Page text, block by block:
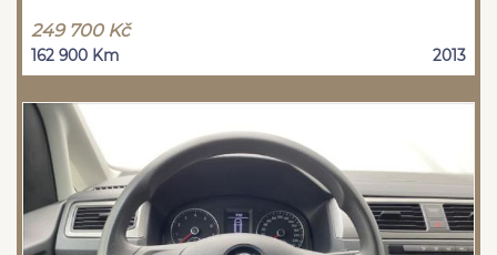
249 700 Kč
162 900 Km 2013